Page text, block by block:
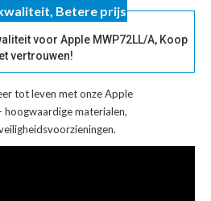
Betere prijs
voor Apple MWP72LL/A, Koop
vertrouwen!
tot leven met onzeApple
- hoogwaardige materialen,